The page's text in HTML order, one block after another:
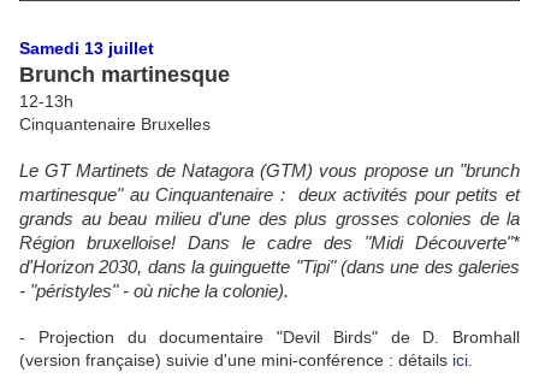
Samedi 13 juillet
Brunch martinesque
12-13h
Cinquantenaire Bruxelles
Le GT Martinets de Natagora (GTM) vous propose un "brunch
martinesque" au Cinquantenaire : deux activités pour petits et
grands au beau milieu d'une des plus grosses colonies de la
Région bruxelloise! Dans le cadre des "Midi Découverte"*
d'Horizon 2030, dans la guinguette "Tipi" (dans une des galeries
- "péristyles" - où niche la colonie).
- Projection du documentaire "Devil Birds" de D. Bromhall
(version française) suivie d'une mini-conférence : détails ici